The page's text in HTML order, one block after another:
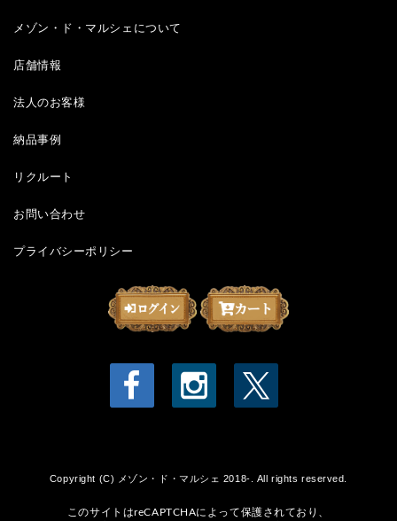
メゾン・ド・マルシェについて
店舗情報
法人のお客様
納品事例
リクルート
お問い合わせ
プライバシーポリシー
Copyright (C) メゾン・ド・マルシェ 2018-. All rights reserved.
このサイトはreCAPTCHAによって保護されており、